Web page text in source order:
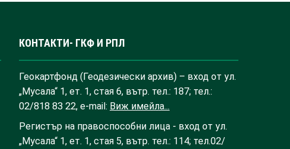
КОНТАКТИ- ГКФ И РПЛ
Геокартфонд (Геодезически архив) – вход от ул.
„Мусала“ 1, ет. 1, стая 6, вътр. тел.: 187; тел.:
02/818 83 22, e-mail: Виж имейла...
Регистър на правоспособни лица - вход от ул.
„Мусала“ 1, ет. 1, стая 5, вътр. тел.: 114; тел.02/